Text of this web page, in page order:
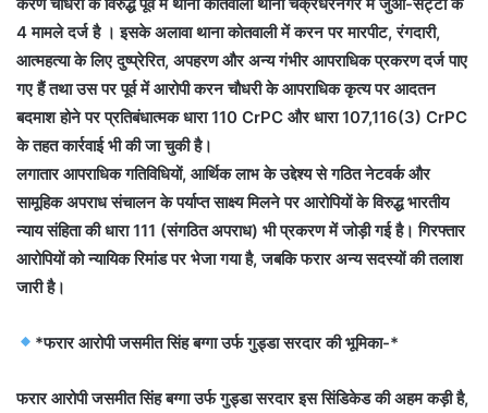
4 मामले दर्ज है । इसके अलावा थाना कोतवाली में करन पर मारपीट, रंगदारी,
आत्महत्या के लिए दुष्प्रेरित, अपहरण और अन्य गंभीर आपराधिक प्रकरण दर्ज पाए
गए हैं तथा उस पर पूर्व में आरोपी करन चौधरी के आपराधिक कृत्य पर आदतन
बदमाश होने पर प्रतिबंधात्मक धारा 110 CrPC और धारा 107,116(3) CrPC
के तहत कार्रवाई भी की जा चुकी है।
लगातार आपराधिक गतिविधियों, आर्थिक लाभ के उद्देश्य से गठित नेटवर्क और
सामूहिक अपराध संचालन के पर्याप्त साक्ष्य मिलने पर आरोपियों के विरुद्ध भारतीय
न्याय संहिता की धारा 111 (संगठित अपराध) भी प्रकरण में जोड़ी गई है। गिरफ्तार
आरोपियों को न्यायिक रिमांड पर भेजा गया है, जबकि फरार अन्य सदस्यों की तलाश
जारी है।
*फरार आरोपी जसमीत सिंह बग्गा उर्फ गुड्डा सरदार की भूमिका-*
फरार आरोपी जसमीत सिंह बग्गा उर्फ गुड्डा सरदार इस सिंडिकेड की अहम कड़ी है,